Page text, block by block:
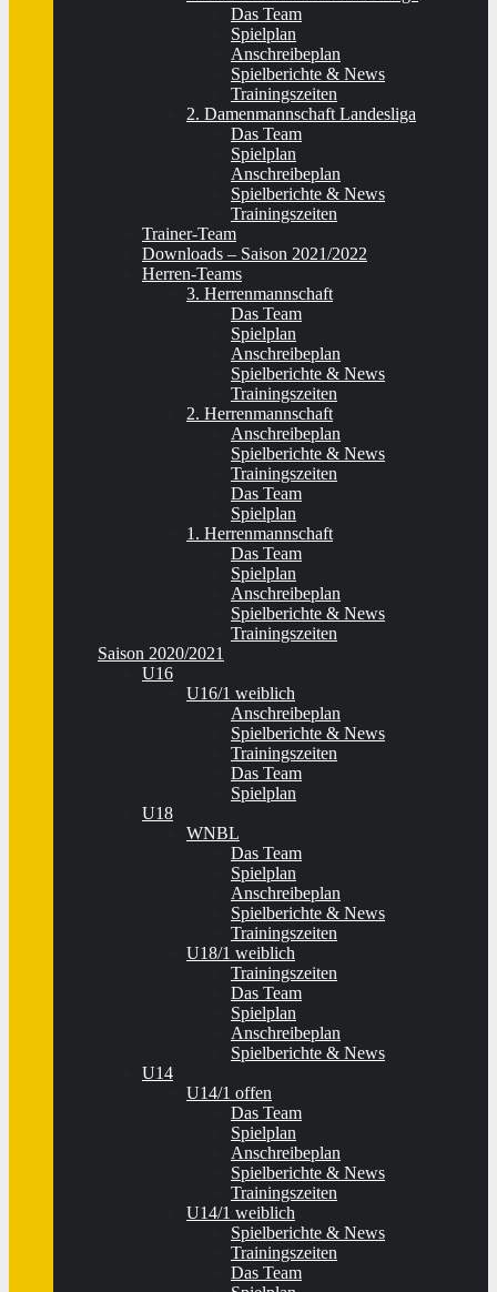
Das Team
Spielplan
Anschreibeplan
Spielberichte & News
Trainingszeiten
2. Damenmannschaft Landesliga
Das Team
Spielplan
Anschreibeplan
Spielberichte & News
Trainingszeiten
Trainer-Team
Downloads – Saison 2021/2022
Herren-Teams
3. Herrenmannschaft
Das Team
Spielplan
Anschreibeplan
Spielberichte & News
Trainingszeiten
2. Herrenmannschaft
Anschreibeplan
Spielberichte & News
Trainingszeiten
Das Team
Spielplan
1. Herrenmannschaft
Das Team
Spielplan
Anschreibeplan
Spielberichte & News
Trainingszeiten
Saison 2020/2021
U16
U16/1 weiblich
Anschreibeplan
Spielberichte & News
Trainingszeiten
Das Team
Spielplan
U18
WNBL
Das Team
Spielplan
Anschreibeplan
Spielberichte & News
Trainingszeiten
U18/1 weiblich
Trainingszeiten
Das Team
Spielplan
Anschreibeplan
Spielberichte & News
U14
U14/1 offen
Das Team
Spielplan
Anschreibeplan
Spielberichte & News
Trainingszeiten
U14/1 weiblich
Spielberichte & News
Trainingszeiten
Das Team